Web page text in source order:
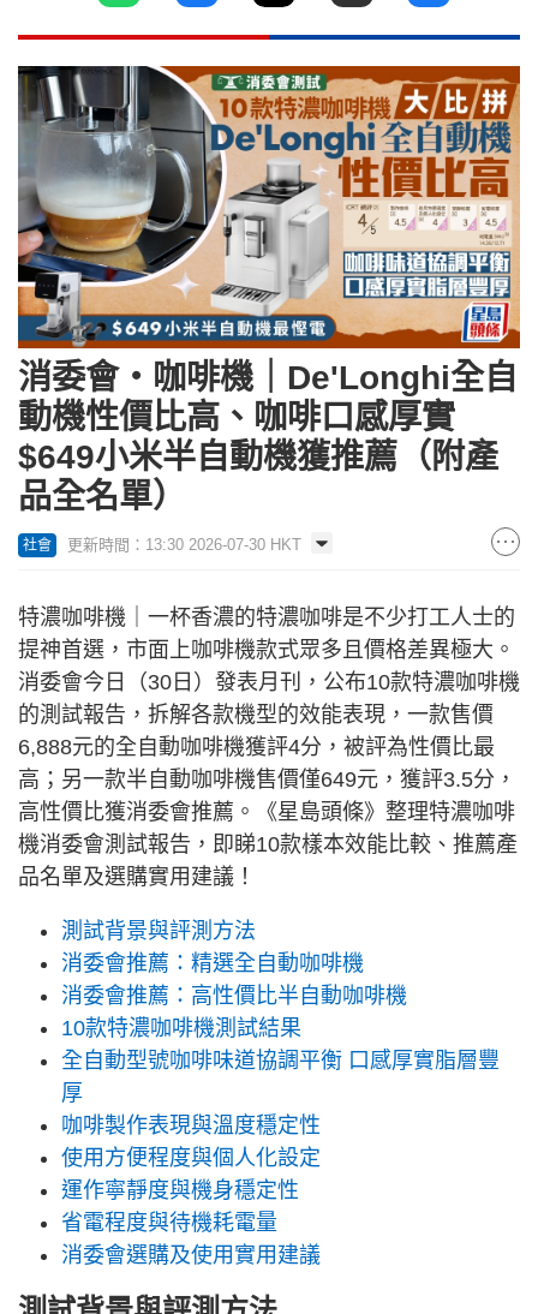
消委會‧咖啡機｜De'Longhi全自
動機性價比高、咖啡口感厚實
$649小米半自動機獲推薦（附產
品全名單）
社會 更新時間：13:30 2026-07-30 HKT
特濃咖啡機｜一杯香濃的特濃咖啡是不少打工人士的
提神首選，市面上咖啡機款式眾多且價格差異極大。
消委會今日（30日）發表月刊，公布10款特濃咖啡機
的測試報告，拆解各款機型的效能表現，一款售價
6,888元的全自動咖啡機獲評4分，被評為性價比最
高；另一款半自動咖啡機售價僅649元，獲評3.5分，
高性價比獲消委會推薦。《星島頭條》整理特濃咖啡
機消委會測試報告，即睇10款樣本效能比較、推薦產
品名單及選購實用建議！
測試背景與評測方法
消委會推薦：精選全自動咖啡機
消委會推薦：高性價比半自動咖啡機
10款特濃咖啡機測試結果
全自動型號咖啡味道協調平衡 口感厚實脂層豐
厚
咖啡製作表現與溫度穩定性
使用方便程度與個人化設定
運作寧靜度與機身穩定性
省電程度與待機耗電量
消委會選購及使用實用建議